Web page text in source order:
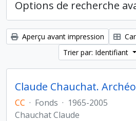
Options de recherche
Aperçu avant impression
Trier par: Identifiant
CC · Fonds · 1965-2005
Chauchat Claude